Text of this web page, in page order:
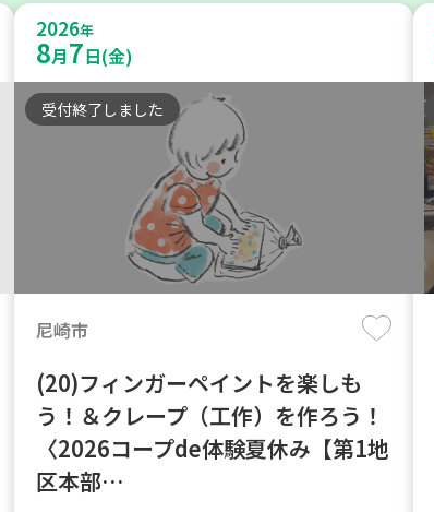
2026年
8月7日(金)
受付終了しました
尼崎市
(20)フィンガーペイントを楽しも
う！＆クレープ（工作）を作ろう！
〈2026コープde体験夏休み【第1地
区本部…